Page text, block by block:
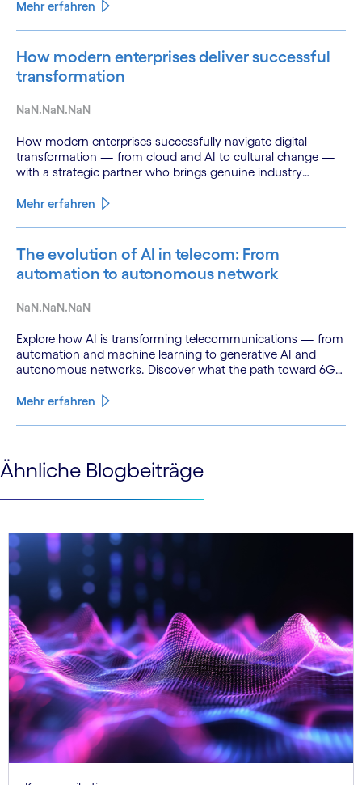
Mehr erfahren
How modern enterprises deliver successful
transformation
NaN.NaN.NaN
How modern enterprises successfully navigate digital
transformation — from cloud and AI to cultural change —
with a strategic partner who brings genuine industry
Mehr erfahren
The evolution of AI in telecom: From
automation to autonomous network
NaN.NaN.NaN
Explore how AI is transforming telecommunications — from
automation and machine learning to generative AI and
autonomous networks. Discover what the path toward 6G
Mehr erfahren
See more See less
Ähnliche Blogbeiträge